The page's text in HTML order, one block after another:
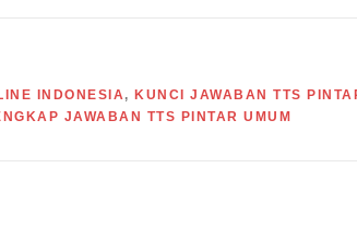
INDONESIA, KUNCI JAWABAN TTS
JAWABAN TTS PINTAR UMUM